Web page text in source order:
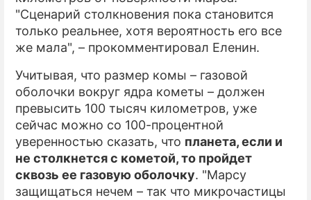
"Сценарий столкновения пока становится
только реальнее, хотя вероятность его все
же мала", – прокомментировал Еленин.
Учитывая, что размер комы – газовой
оболочки вокруг ядра кометы – должен
превысить 100 тысяч километров, уже
сейчас можно со 100-процентной
уверенностью сказать, что планета, если и
не столкнется с кометой, то пройдет
сквозь ее газовую оболочку. "Марсу
защищаться нечем – так что микрочастицы